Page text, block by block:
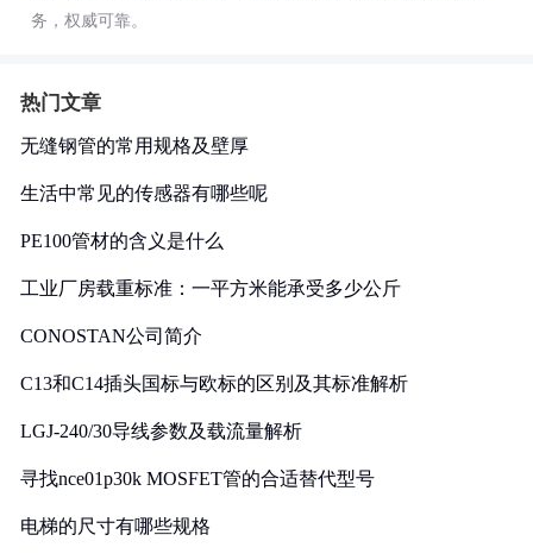
务，权威可靠。
热门文章
无缝钢管的常用规格及壁厚
生活中常见的传感器有哪些呢
PE100管材的含义是什么
工业厂房载重标准：一平方米能承受多少公斤
CONOSTAN公司简介
C13和C14插头国标与欧标的区别及其标准解析
LGJ-240/30导线参数及载流量解析
寻找nce01p30k MOSFET管的合适替代型号
电梯的尺寸有哪些规格